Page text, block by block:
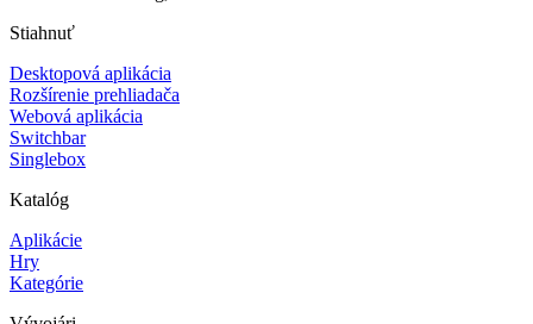
Stiahnuť
Desktopová aplikácia
Rozšírenie prehliadača
Webová aplikácia
Switchbar
Singlebox
Katalóg
Aplikácie
Hry
Kategórie